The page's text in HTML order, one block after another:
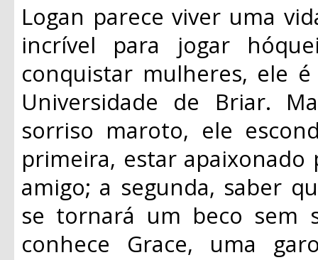
Logan parece viver uma
incrível para jogar
conquistar mulheres, ele
Universidade de Briar.
sorriso maroto, ele
primeira, estar
amigo; a segunda, saber
se tornará um beco sem
conhece Grace, uma